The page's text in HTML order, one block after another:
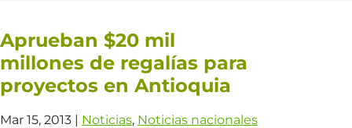
Aprueban $20 mil
millones de regalías para
proyectos en Antioquia
Mar 15, 2013 | Noticias, Noticias nacionales